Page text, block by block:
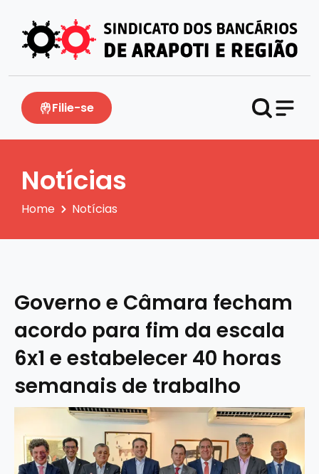
Filie-se
Notícias
Home Notícias
Governo e Câmara fecham
acordo para fim da escala
6x1 e estabelecer 40 horas
semanais de trabalho